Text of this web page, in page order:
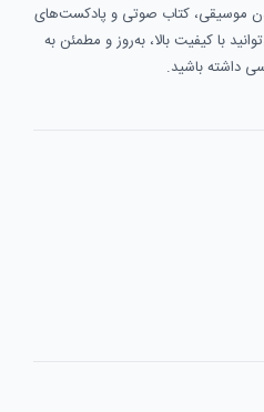
موسیقی، کتاب صوتی و پادکست‌های
با کیفیت بالا، به‌روز و مطمئن به
داشته باشید.